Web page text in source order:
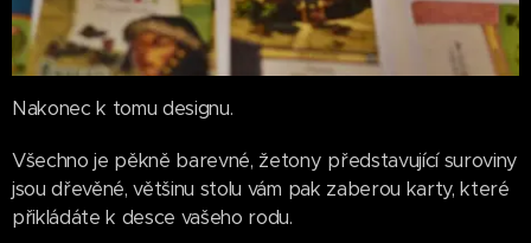
Nakonec k tomu designu.
Všechno je pěkně barevné, žetony představující suroviny
jsou dřevěné, většinu stolu vám pak zaberou karty, které
přikládáte k desce vašeho rodu.